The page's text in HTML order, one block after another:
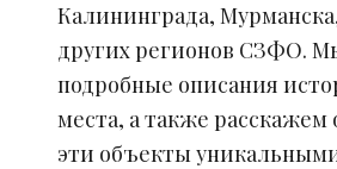
Калининграда,
других регионов СЗФО.
подробные описания
места, а также расскажем
эти объекты